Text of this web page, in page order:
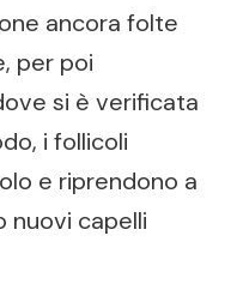
ancora folte
per poi
si è verificata
i follicoli
e riprendono a
nuovi capelli